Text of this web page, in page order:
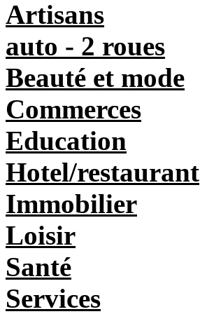
Artisans
auto - 2 roues
Beauté et mode
Commerces
Education
Hotel/restaurant
Immobilier
Loisir
Santé
Services